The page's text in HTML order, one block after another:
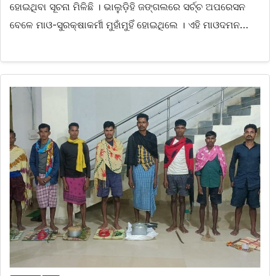
ହୋଇଥିବା ସୂଚନା ମିଳିଛି । ଭାଲୁଡ଼ିହି ଜଙ୍ଗଲରେ ସର୍ଚ୍ଚ ଅପରେସନ
ବେଳେ ମାଓ-ସୁରକ୍ଷାକର୍ମୀ ମୁହାଁମୁହିଁ ହୋଇଥିଲେ । ଏହି ମାଓଦମନ…